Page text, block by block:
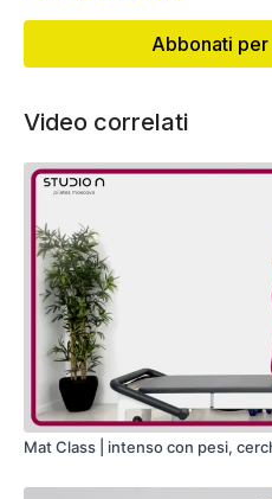
Abbonati
Video correlati
Mat Class | intenso con pesi,